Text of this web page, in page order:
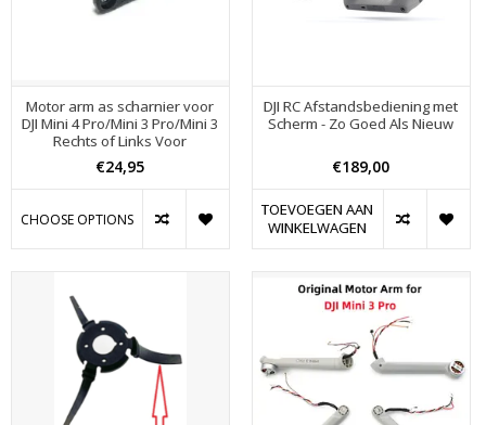
Motor arm as scharnier voor
DJI Mini 4 Pro/Mini 3 Pro/Mini 3
Rechts of Links Voor
€24,95
CHOOSE OPTIONS
DJI RC Afstandsbediening met
Scherm - Zo Goed Als Nieuw
€189,00
TOEVOEGEN AAN
WINKELWAGEN